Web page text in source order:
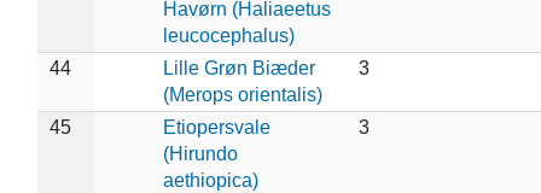
Havørn (Haliaeetus
leucocephalus)
44
Lille Grøn Biæder
(Merops orientalis)
3
45
Etiopersvale
(Hirundo
aethiopica)
3